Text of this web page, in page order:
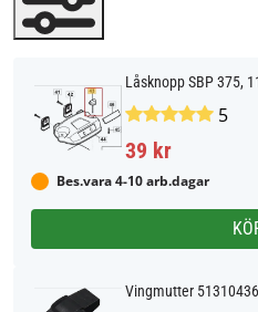
Låsknopp SBP 375,
5
39 kr
Bes.vara 4-10 arb.dagar
Vingmutter